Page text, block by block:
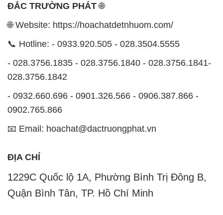
ĐẮC TRƯỜNG PHÁT🌐
🌐 Website: https://hoachatdetnhuom.com/
📞 Hotline: - 0933.920.505 - 028.3504.5555
- 028.3756.1835 - 028.3756.1840 - 028.3756.1841-
028.3756.1842
- 0932.660.696 - 0901.326.566 - 0906.387.866 -
0902.765.866
📧 Email: hoachat@dactruongphat.vn
ĐỊA CHỈ
1229C Quốc lộ 1A, Phường Bình Trị Đông B,
Quận Bình Tân, TP. Hồ Chí Minh